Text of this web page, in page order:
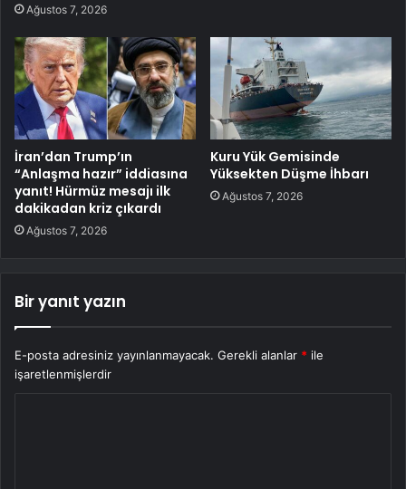
Ağustos 7, 2026
İran’dan Trump’ın
“Anlaşma hazır” iddiasına
yanıt! Hürmüz mesajı ilk
dakikadan kriz çıkardı
Ağustos 7, 2026
Kuru Yük Gemisinde
Yüksekten Düşme İhbarı
Ağustos 7, 2026
Bir yanıt yazın
E-posta adresiniz yayınlanmayacak. Gerekli alanlar * ile
işaretlenmişlerdir